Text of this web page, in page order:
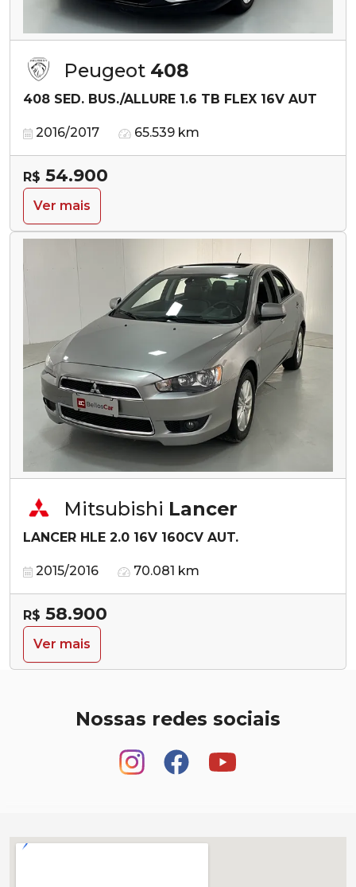
Peugeot 408
408 SED. BUS./ALLURE 1.6 TB FLEX 16V AUT
2016/2017 65.539 km
R$ 54.900
Ver mais
Mitsubishi Lancer
LANCER HLE 2.0 16V 160CV AUT.
2015/2016 70.081 km
R$ 58.900
Ver mais
Nossas redes sociais